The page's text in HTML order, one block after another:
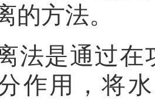
的方法。
法是通过
作用，将